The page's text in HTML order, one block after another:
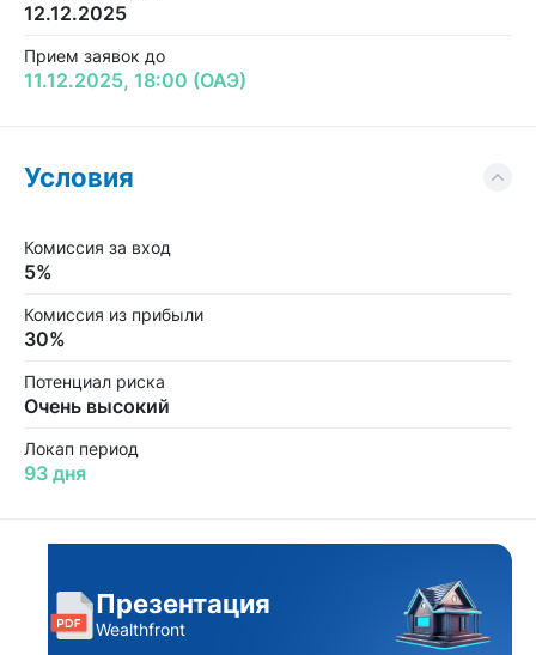
12.12.2025
Прием заявок до
11.12.2025, 18:00 (ОАЭ)
Условия
Комиссия за вход
5%
Комиссия из прибыли
30%
Потенциал риска
Очень высокий
Локап период
93 дня
Презентация
Wealthfront